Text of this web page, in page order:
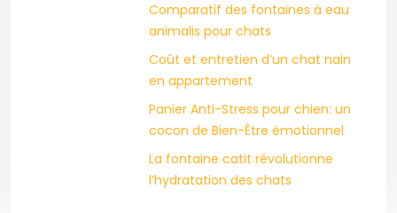
Comparatif des fontaines à eau
animalis pour chats
Coût et entretien d’un chat nain
en appartement
Panier Anti-Stress pour chien: un
cocon de Bien-Être émotionnel
La fontaine catit révolutionne
l’hydratation des chats